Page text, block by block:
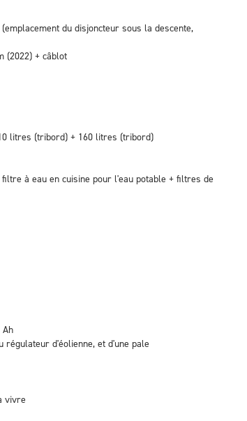
du disjoncteur sous la descente,
(2022) + câblot
litres (tribord) + 160 litres (tribord)
à eau en cuisine pour l'eau potable + filtres de
d'éolienne, et d'une pale
vivre